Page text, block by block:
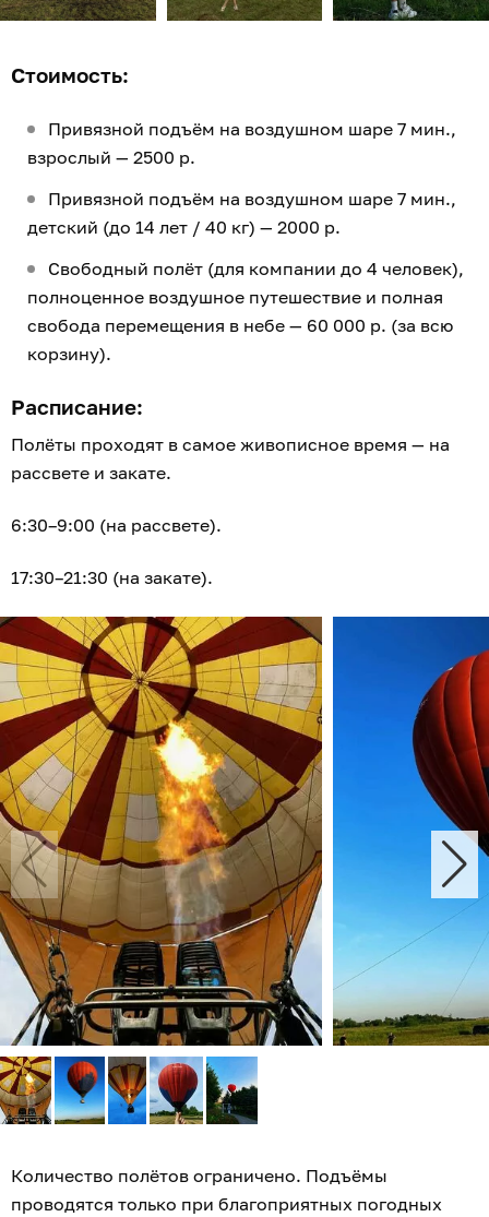
Стоимость:
Привязной подъём на воздушном шаре 7 мин.,
взрослый — 2500 р.
Привязной подъём на воздушном шаре 7 мин.,
детский (до 14 лет / 40 кг) — 2000 р.
Свободный полёт (для компании до 4 человек),
полноценное воздушное путешествие и полная
свобода перемещения в небе — 60 000 р. (за всю
корзину).
Расписание:
Полёты проходят в самое живописное время — на
рассвете и закате.
6:30–9:00 (на рассвете).
17:30–21:30 (на закате).
Количество полётов ограничено. Подъёмы
проводятся только при благоприятных погодных